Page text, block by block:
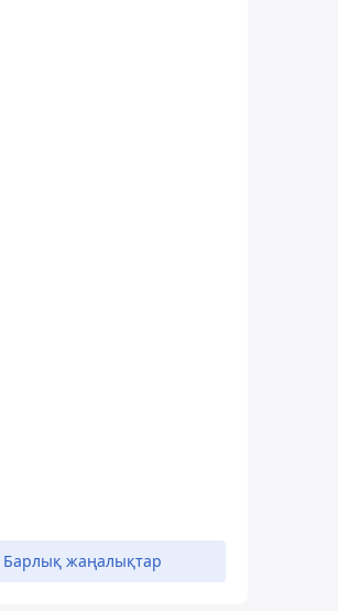
Барлық жаңалықтар